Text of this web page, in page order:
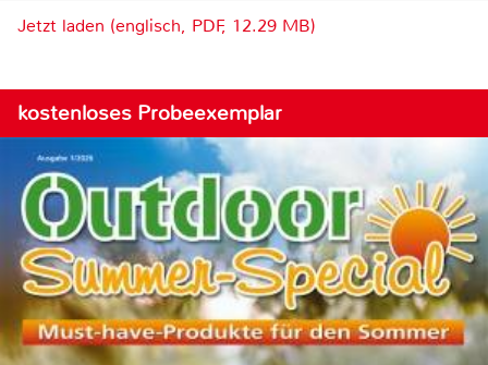
Jetzt laden (englisch, PDF, 12.29 MB)
kostenloses Probeexemplar